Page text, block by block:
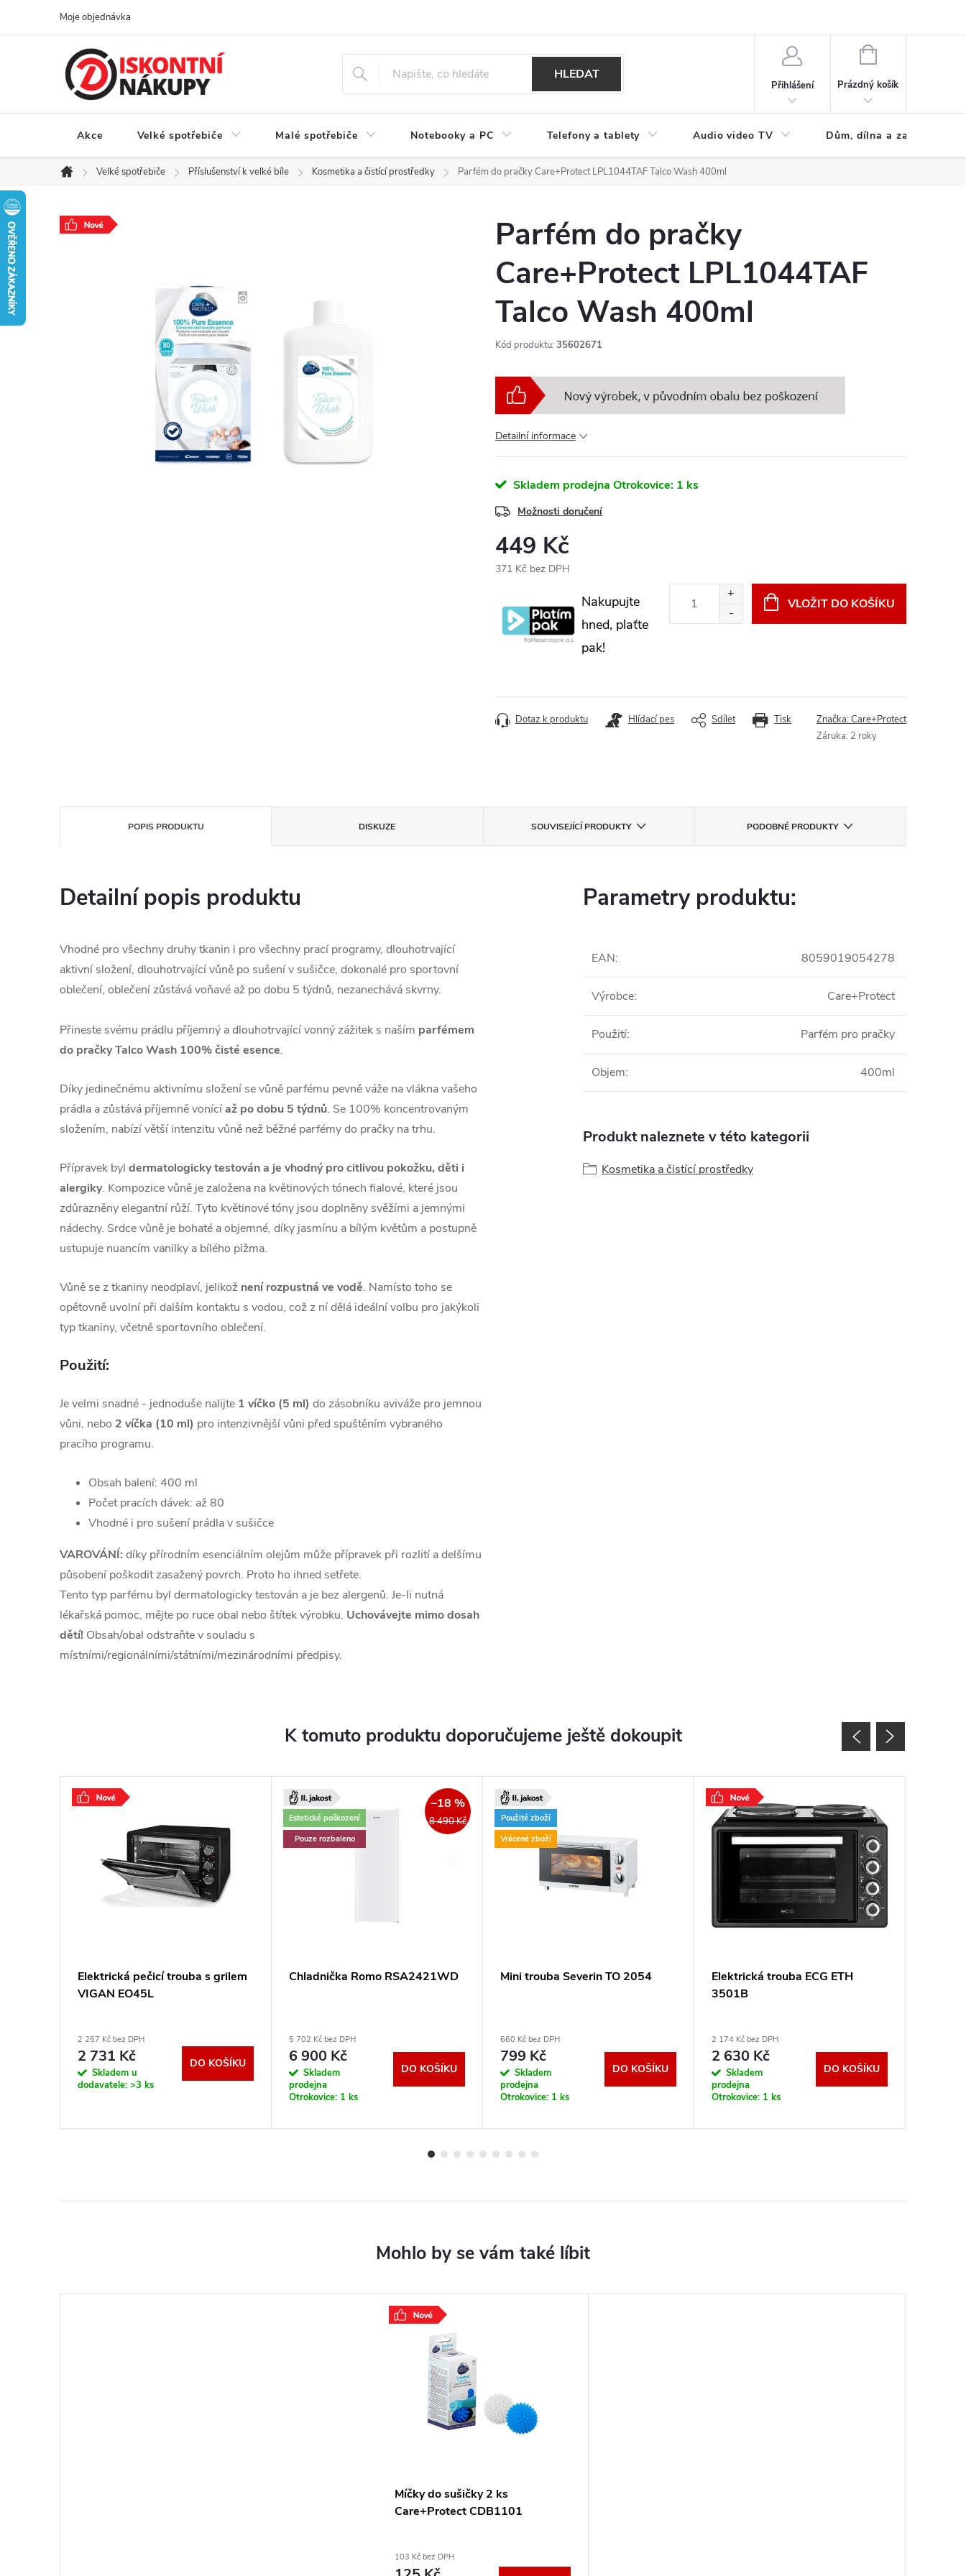
Moje objednávka
HLEDAT
Přihlášení
NÁKUPNÍ
Prázdný košík
Akce Velké spotřebiče Malé spotřebiče Notebooky a PC Telefony a tablety Audio video TV Dům, dílna a zahrada
Domů
Velké spotřebiče Příslušenství k velké bíle Kosmetika a čistící prostředky Parfém do pračky Care+Protect LPL1044TAF Talco Wash 400ml
Parfém do pračky
Care+Protect LPL1044TAF
Talco Wash 400ml
Kód produktu: 35602671
Detailní informace
Skladem prodejna Otrokovice: 1 ks
Možnosti doručení
449 Kč
371 Kč bez DPH
Nakupujte
hned, plaťte
pak!
VLOŽIT DO KOŠÍKU
Tisk
Dotaz k produktu Hlídací pes Sdílet Značka:Care+Protect
Záruka: 2 roky
POPIS PRODUKTU DISKUZE SOUVISEJÍCÍ PRODUKTY PODOBNÉ PRODUKTY
Detailní popis produktu
Vhodné pro všechny druhy tkanin i pro všechny prací programy, dlouhotrvající
aktivní složení, dlouhotrvající vůně po sušení v sušičce, dokonalé pro sportovní
oblečení, oblečení zůstává voňavé až po dobu 5 týdnů, nezanechává skvrny.
Přineste svému prádlu příjemný a dlouhotrvající vonný zážitek s naším parfémem
do pračky Talco Wash 100% čisté esence.
Díky jedinečnému aktivnímu složení se vůně parfému pevně váže na vlákna vašeho
prádla a zůstává příjemně vonícíaž po dobu 5 týdnů. Se 100% koncentrovaným
složením, nabízí větší intenzitu vůně než běžné parfémy do pračky na trhu.
Přípravek byl dermatologicky testován a je vhodný pro citlivou pokožku, děti i
alergiky. Kompozice vůně je založena na květinových tónech fialové, které jsou
zdůrazněny elegantní růží. Tyto květinové tóny jsou doplněny svěžími a jemnými
nádechy. Srdce vůně je bohaté a objemné, díky jasmínu a bílým květům a postupně
ustupuje nuancím vanilky a bílého pižma.
Vůně se z tkaniny neodplaví, jelikož není rozpustná ve vodě. Namísto toho se
opětovně uvolní při dalším kontaktu s vodou, což z ní dělá ideální volbu pro jakýkoli
typ tkaniny, včetně sportovního oblečení.
Použití:
Je velmi snadné - jednoduše nalijte 1 víčko (5 ml) do zásobníku aviváže pro jemnou
vůni, nebo 2 víčka (10 ml) pro intenzivnější vůni před spuštěním vybraného
pracího programu.
Obsah balení: 400 ml
Počet pracích dávek: až 80
Vhodné i pro sušení prádla v sušičce
VAROVÁNÍ: díky přírodním esenciálním olejům může přípravek při rozlití a delšímu
působení poškodit zasažený povrch. Proto ho ihned setřete.
Tento typ parfému byl dermatologicky testován a je bez alergenů. Je-li nutná
lékařská pomoc, mějte po ruce obal nebo štítek výrobku. Uchovávejte mimo dosah
dětí! Obsah/obal odstraňte v souladu s
místními/regionálními/státními/mezinárodními předpisy.
Parametry produktu:
EAN: 8059019054278
Výrobce: Care+Protect
Použití: Parfém pro pračky
Objem: 400ml
Produkt naleznete v této kategorii
Kosmetika a čistící prostředky
K tomuto produktu doporučujeme ještě dokoupit
Elektrická pečicí trouba s grilem
VIGAN EO45L
2 257 Kč bez DPH
2 731 Kč
Skladem u
dodavatele: >3 ks
DO KOŠÍKU
Estetické poškození
Pouze rozbaleno
8 490 Kč
–18 %
Chladnička Romo RSA2421WD
5 702 Kč bez DPH
6 900 Kč
Skladem
prodejna
Otrokovice: 1 ks
DO KOŠÍKU
Použité zboží
Vrácené zboží
Mini trouba Severin TO 2054
660 Kč bez DPH
799 Kč
Skladem
prodejna
Otrokovice: 1 ks
DO KOŠÍKU
Elektrická trouba ECG ETH
3501B
2 174 Kč bez DPH
2 630 Kč
Skladem
prodejna
Otrokovice: 1 ks
DO KOŠÍKU
Míčky do sušičky 2 ks
Care+Protect CDB1101
103 Kč bez DPH